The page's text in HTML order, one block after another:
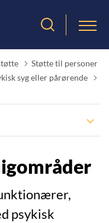
Støtte til personer
tilsyg eller pårørende
psykisk